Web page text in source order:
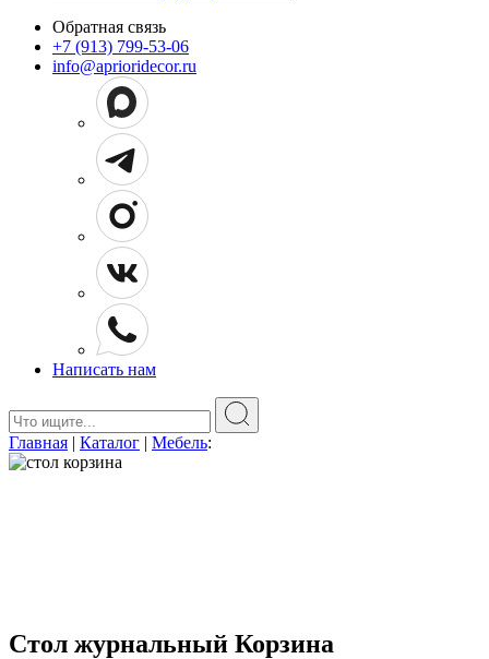
Обратная связь
+7 (913) 799-53-06
info@aprioridecor.ru
Написать нам
Главная | Каталог | Мебель:
Стол журнальный Корзина